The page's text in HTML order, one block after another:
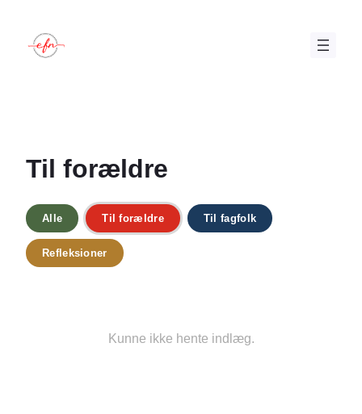
indhold
Til forældre
Alle Til forældre Til fagfolk
Refleksioner
Kunne ikke hente indlæg.